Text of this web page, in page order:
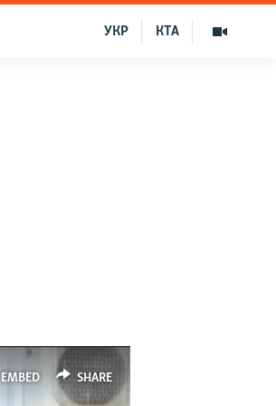
КТА
УКР
EMBED SHARE